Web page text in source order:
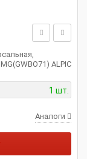
ALPIC
1 шт.
Аналоги